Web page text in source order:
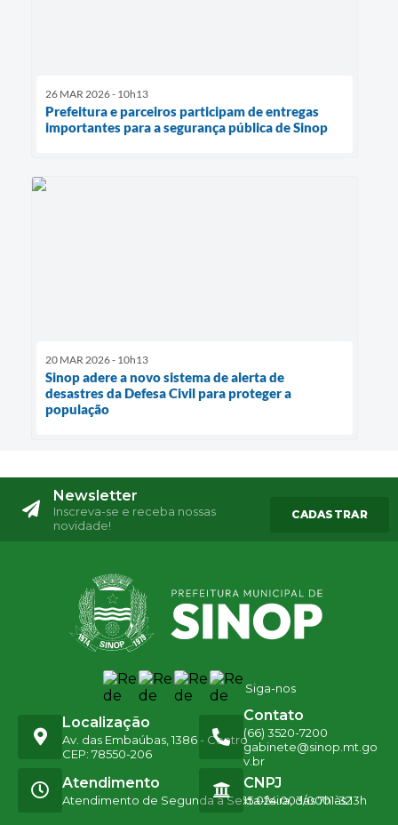
26 MAR 2026 - 10h13
Prefeitura e parceiros participam de entregas
importantes para a segurança pública de Sinop
20 MAR 2026 - 10h13
Sinop adere a novo sistema de alerta de
desastres da Defesa Civil para proteger a
população
Newsletter
Inscreva-se e receba nossas
novidade!
CADASTRAR
Siga-nos
Localização
Av. das Embaúbas, 1386 - Centro
CEP: 78550-206
Contato
(66) 3520-7200
gabinete@sinop.mt.go
v.br
Atendimento
Atendimento de Segunda a Sexta-feira, das 7h às 13h
CNPJ
15.024.003/0001-32